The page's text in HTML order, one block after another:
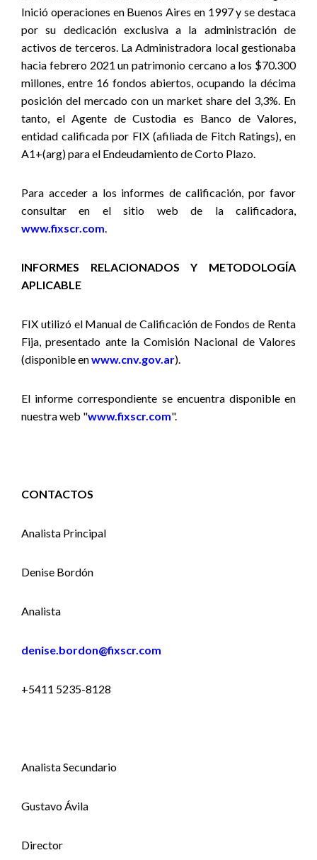
Inició operaciones en Buenos Aires en 1997 y se destaca
por su dedicación exclusiva a la administración de
activos de terceros. La Administradora local gestionaba
hacia febrero 2021 un patrimonio cercano a los $70.300
millones, entre 16 fondos abiertos, ocupando la décima
posición del mercado con un market share del 3,3%. En
tanto, el Agente de Custodia es Banco de Valores,
entidad calificada por FIX (afiliada de Fitch Ratings), en
A1+(arg) para el Endeudamiento de Corto Plazo.
Para acceder a los informes de calificación, por favor
consultar en el sitio web de la calificadora,
www.fixscr.com.
INFORMES RELACIONADOS Y METODOLOGÍA
APLICABLE
FIX utilizó el Manual de Calificación de Fondos de Renta
Fija, presentado ante la Comisión Nacional de Valores
(disponible enwww.cnv.gov.ar).
El informe correspondiente se encuentra disponible en
nuestra web "www.fixscr.com".
CONTACTOS
Analista Principal
Denise Bordón
Analista
denise.bordon@fixscr.com
+5411 5235-8128
Analista Secundario
Gustavo Ávila
Director